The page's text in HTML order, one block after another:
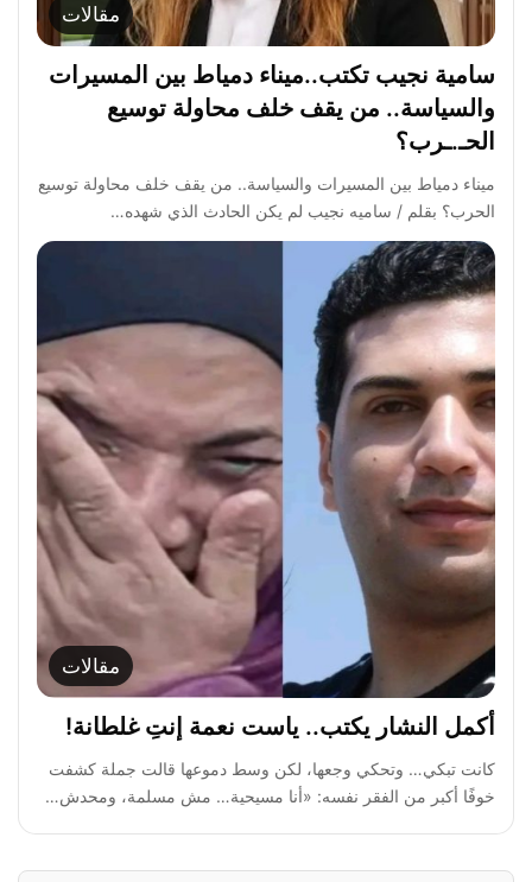
مقالات
سامية نجيب تكتب..ميناء دمياط بين المسيرات
والسياسة.. من يقف خلف محاولة توسيع
الحـ.ـرب؟
ميناء دمياط بين المسيرات والسياسة.. من يقف خلف محاولة توسيع
الحرب؟ بقلم / ساميه نجيب لم يكن الحادث الذي شهده…
مقالات
أكمل النشار يكتب.. ياست نعمة إنتِ غلطانة!
كانت تبكي… وتحكي وجعها، لكن وسط دموعها قالت جملة كشفت
خوفًا أكبر من الفقر نفسه: «أنا مسيحية… مش مسلمة، ومحدش…